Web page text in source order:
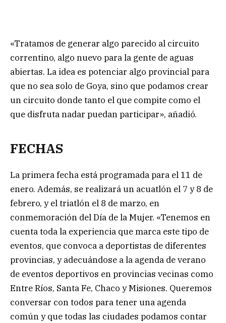
«Tratamos de generar algo parecido al circuito
correntino, algo nuevo para la gente de aguas
abiertas. La idea es potenciar algo provincial para
que no sea solo de Goya, sino que podamos crear
un circuito donde tanto el que compite como el
que disfruta nadar puedan participar», añadió.
FECHAS
La primera fecha está programada para el 11 de
enero. Además, se realizará un acuatlón el 7 y 8 de
febrero, y el triatlón el 8 de marzo, en
conmemoración del Día de la Mujer. «Tenemos en
cuenta toda la experiencia que marca este tipo de
eventos, que convoca a deportistas de diferentes
provincias, y adecuándose a la agenda de verano
de eventos deportivos en provincias vecinas como
Entre Ríos, Santa Fe, Chaco y Misiones. Queremos
conversar con todos para tener una agenda
común y que todas las ciudades podamos contar